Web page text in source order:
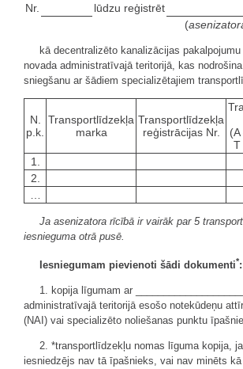
Nr.
lūdzu reģistrēt
(
kā decentralizēto kanalizācijas
novada administratīvajā teritorijā, kas
sniegšanu ar šādiem specializētajiem
N.
p.k.
Transportlīdzekļa
marka
Transportlīdzekļa
reģistrācijas Nr.
(A
T
1.
2.
Ja asenizatora rīcībā ir vairāk par 5
iesnieguma otrā pusē.
Iesniegumam pievienoti šādi dokumenti*:
1. kopija līgumam ar
administratīvajā teritorijā esošo notekūdeņu
(NAI) vai specializēto noliešanas punktu
2. *transportlīdzekļu nomas līguma kopija,
iesniedzējs nav tā īpašnieks, vai nav minēts kā